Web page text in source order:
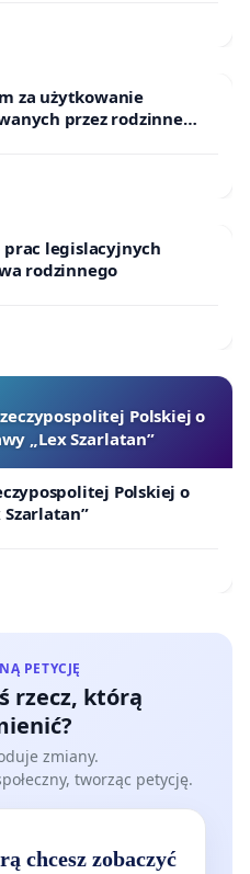
za użytkowanie
przez rodzinne
prac legislacyjnych
rodzinnego
Polskiej o
„Lex Szarlatan”
Polskiej o
PETYCJĘ
rzecz, którą
zmiany.
tworząc petycję.
chcesz zobaczyć